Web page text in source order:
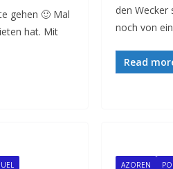
gehen 🙂 Mal
hat. Mit
den Wecker
noch von
Read
AZOREN